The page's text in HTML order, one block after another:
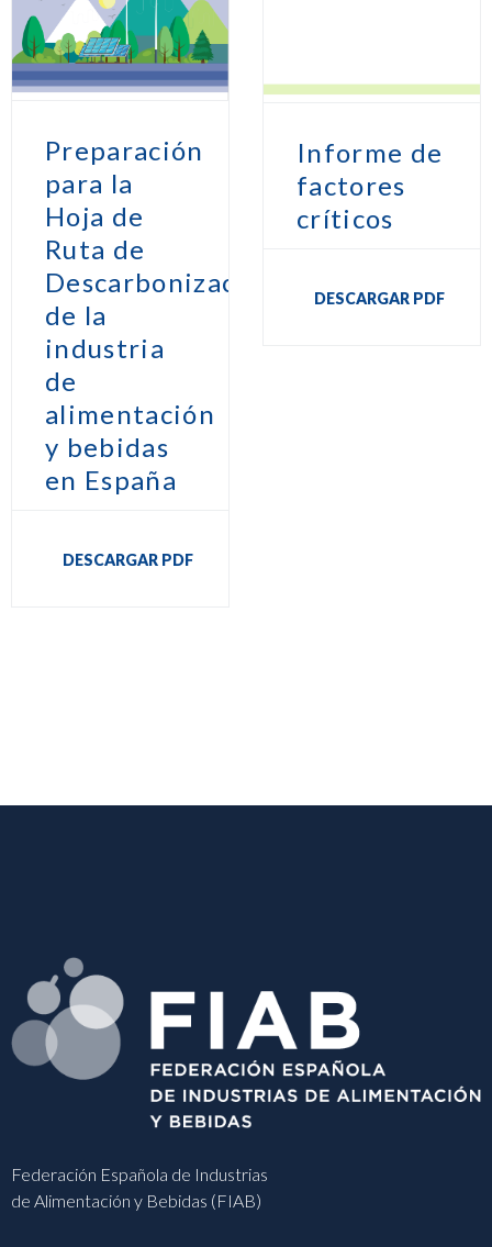
Preparación
para la
Hoja de
Ruta de
Descarbonización
de la
industria
de
alimentación
y bebidas
en España
DESCARGAR PDF
Informe de
factores
críticos
DESCARGAR PDF
Federación Española de Industrias
de Alimentación y Bebidas (FIAB)